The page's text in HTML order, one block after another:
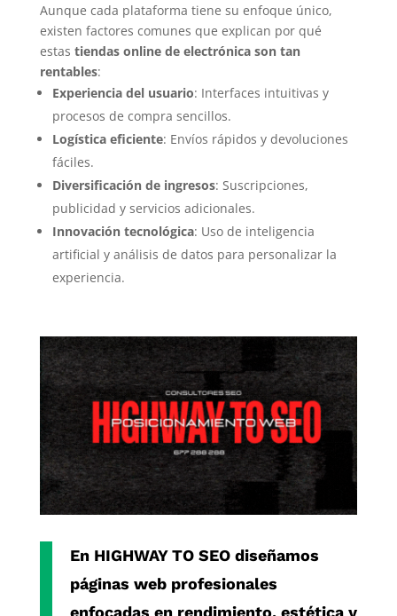
Aunque cada plataforma tiene su enfoque único,
existen factores comunes que explican por qué
estas tiendas online de electrónica son tan
rentables:
Experiencia del usuario: Interfaces intuitivas y
procesos de compra sencillos.
Logística eficiente: Envíos rápidos y devoluciones
fáciles.
Diversificación de ingresos: Suscripciones,
publicidad y servicios adicionales.
Innovación tecnológica: Uso de inteligencia
artificial y análisis de datos para personalizar la
experiencia.
En HIGHWAY TO SEOdiseñamos
páginas web profesionales